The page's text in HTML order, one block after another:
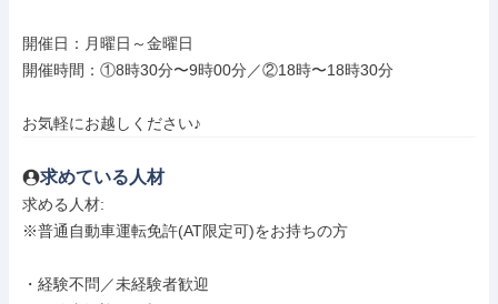
開催日：月曜日～金曜日
開催時間：①8時30分〜9時00分／②18時〜18時30分
お気軽にお越しください♪
求めている人材
求める人材:
※普通自動車運転免許(AT限定可)をお持ちの方
・経験不問／未経験者歓迎